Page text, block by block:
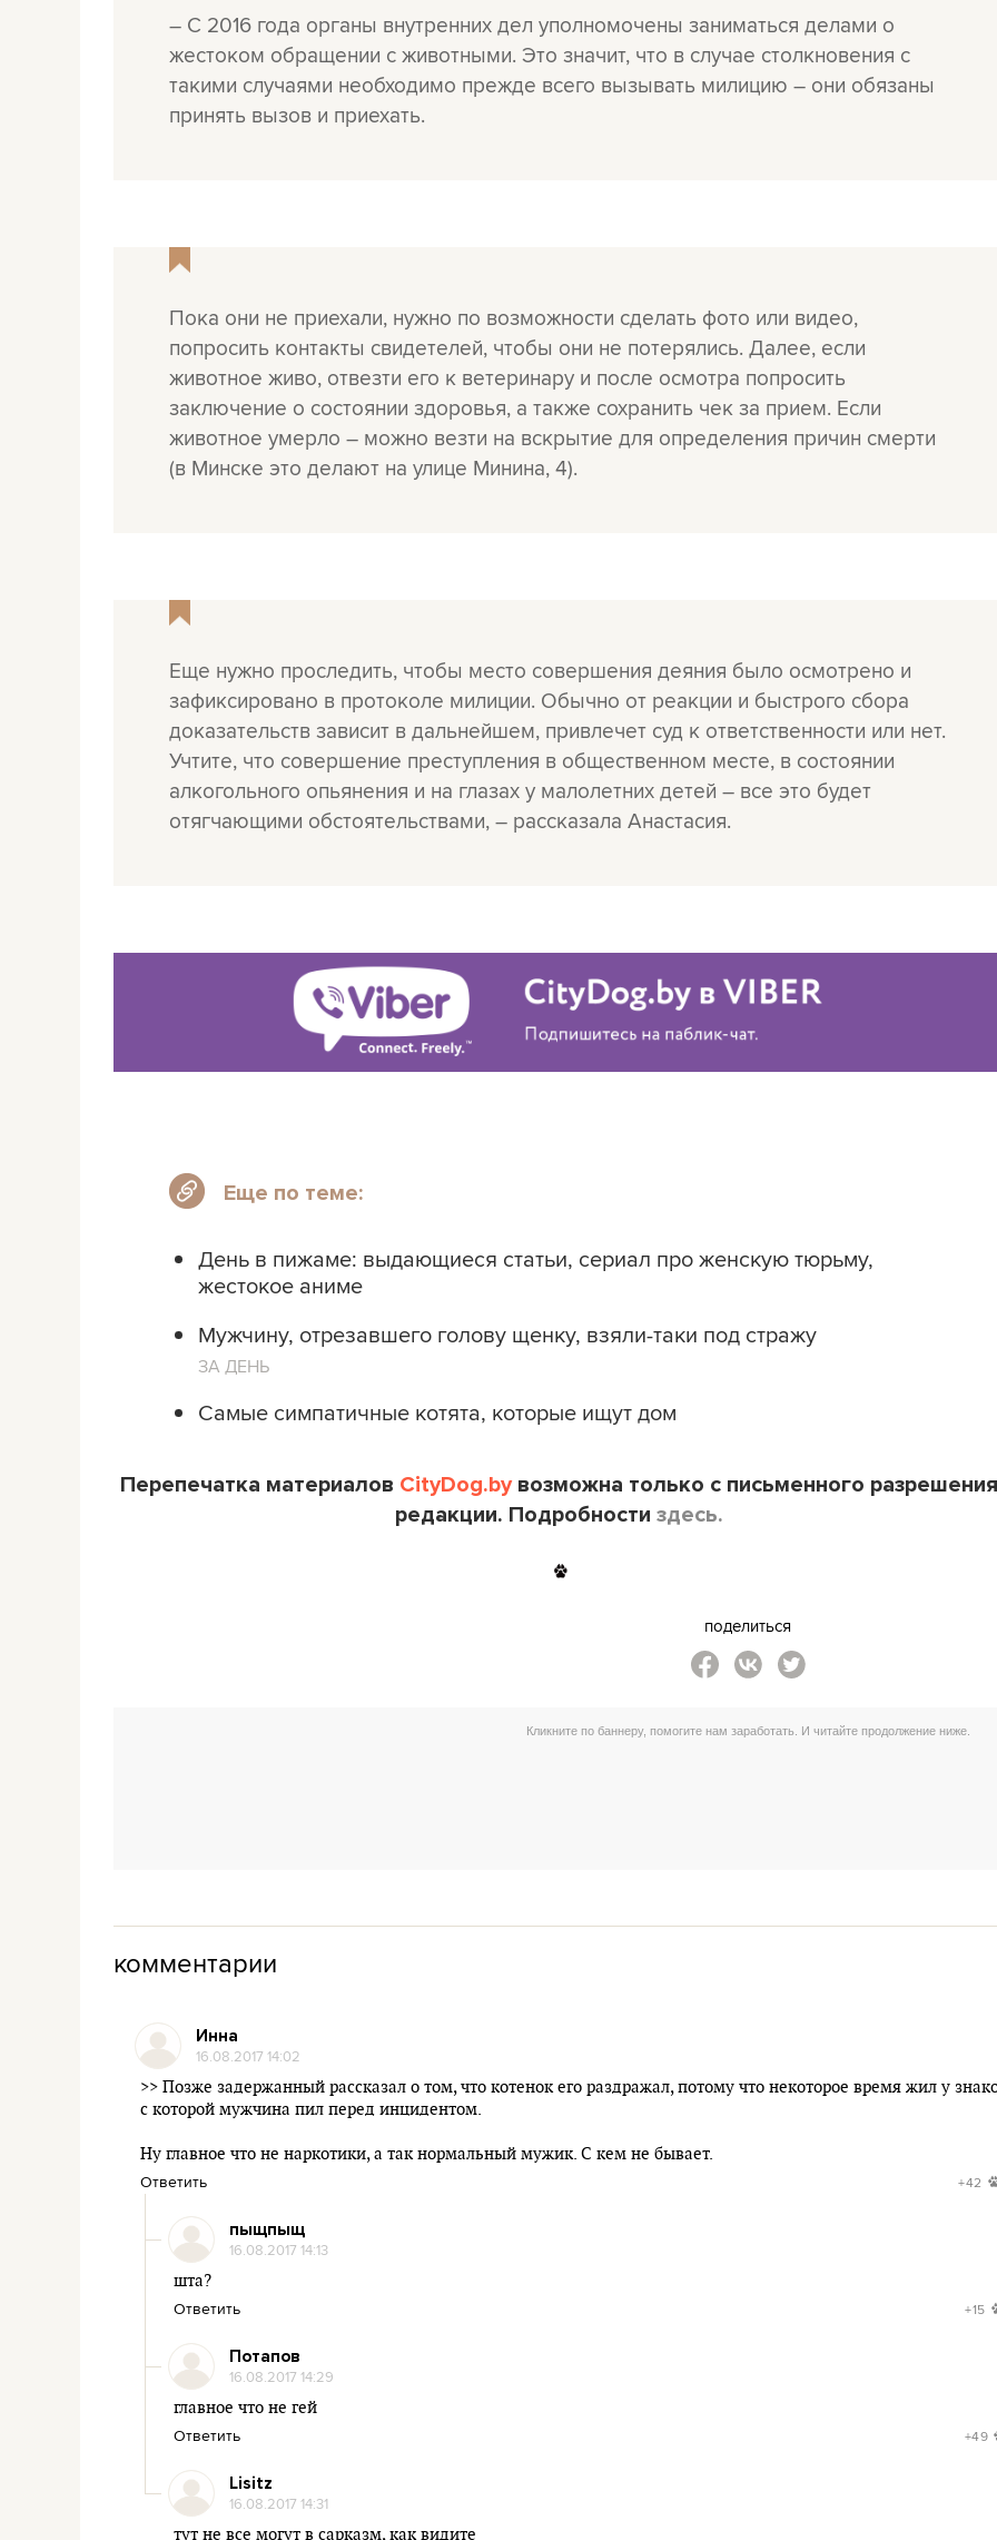
– С 2016 года органы внутренних дел уполномочены заниматься делами о
жестоком обращении с животными. Это значит, что в случае столкновения с
такими случаями необходимо прежде всего вызывать милицию – они обязаны
принять вызов и приехать.
Пока они не приехали, нужно по возможности сделать фото или видео,
попросить контакты свидетелей, чтобы они не потерялись. Далее, если
животное живо, отвезти его к ветеринару и после осмотра попросить
заключение о состоянии здоровья, а также сохранить чек за прием. Если
животное умерло – можно везти на вскрытие для определения причин смерти
(в Минске это делают на улице Минина, 4).
Еще нужно проследить, чтобы место совершения деяния было осмотрено и
зафиксировано в протоколе милиции. Обычно от реакции и быстрого сбора
доказательств зависит в дальнейшем, привлечет суд к ответственности или нет.
Учтите, что совершение преступления в общественном месте, в состоянии
алкогольного опьянения и на глазах у малолетних детей – все это будет
отягчающими обстоятельствами, – рассказала Анастасия.
Еще по теме:
День в пижаме: выдающиеся статьи, сериал про женскую тюрьму,
жестокое аниме
Мужчину, отрезавшего голову щенку, взяли-таки под стражу
ЗА ДЕНЬ
Самые симпатичные котята, которые ищут дом
Перепечатка материалов CityDog.byвозможна только с письменного разрешения
редакции. Подробности здесь.
поделиться
комментарии
Инна
16.08.2017 14:02
>> Позже задержанный рассказал о том, что котенок его раздражал, потому что некоторое время жил у
с которой мужчина пил перед инцидентом.
Ну главное что не наркотики, а так нормальный мужик. С кем не бывает.
Ответить +42
пыщпыщ
16.08.2017 14:13
шта?
Ответить +15
Потапов
16.08.2017 14:29
главное что не гей
Ответить +49
Lisitz
16.08.2017 14:31
тут не все могут в сарказм, как видите